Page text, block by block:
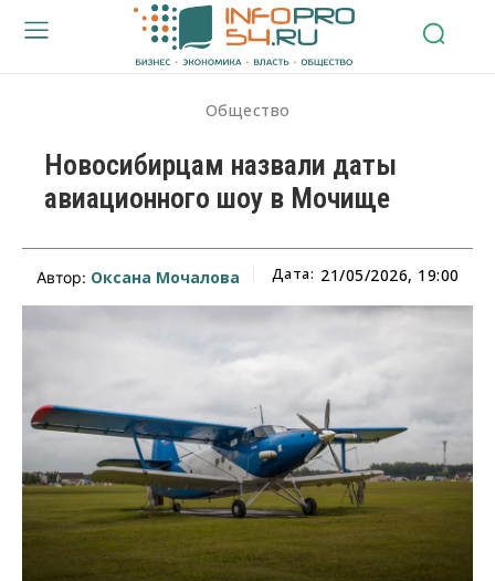
Общество
Новосибирцам назвали даты
авиационного шоу в Мочище
Автор: Оксана Мочалова Дата: 21/05/2026, 19:00